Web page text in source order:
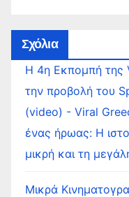
Σχόλια
Η 4η Εκπομπή της
την προβολή του
(video) - Viral
ένας ήρωας: Η
μικρή και τη
Μικρά